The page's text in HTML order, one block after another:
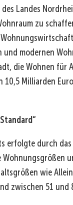
Landes
zu
und modernen
die Wohnen für
10,5 Milliarden
erfolgte durch
Wohnungsgrößen
wie
zwischen 51